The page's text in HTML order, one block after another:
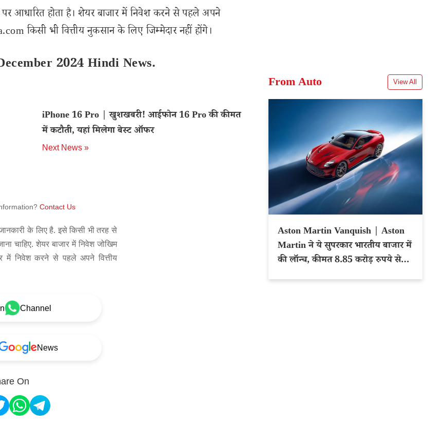
आधारित होता है। शेयर बाजार में निवेश करने से पहले अपने
किसी भी वित्तीय नुकसान के लिए जिम्मेदार नहीं होंगे।
2024 Hindi News.
iPhone 16 Pro | खुशखबरी! आईफोन 16 Pro की कीमत
में कटौती, यहां मिलेगा बेस्ट ऑफर
Next News »
Contact Us
के लिए है. इसे किसी भी तरह से
चाहिए. शेयर बाजार में निवेश जोखिम
में निवेश करने से पहले अपने वित्तीय
Channel
News
On
From Auto View All
Aston Martin Vanquish | Aston
Martin ने ये सुपरकार भारतीय बाजार में
की लॉन्च, कीमत 8.85 करोड़ रुपये से